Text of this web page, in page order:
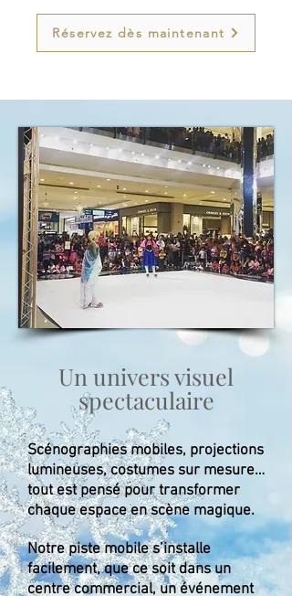
Réservez dès maintenant
Un univers visuel
spectaculaire
Scénographies mobiles, projections
lumineuses, costumes sur mesure…
tout est pensé pour transformer
chaque espace en scène magique.
Notre piste mobile s’installe
facilement, que ce soit dans un
centre commercial, un événement